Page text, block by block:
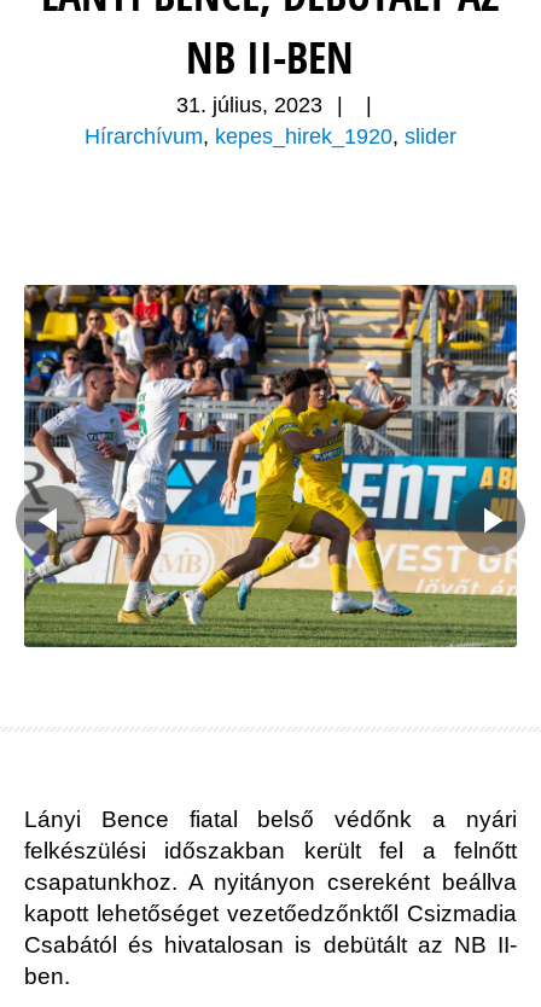
NB II-BEN
31. július, 2023
Hírarchívum, kepes_hirek_1920, slider
Lányi Bence fiatal belső védőnk a nyári
felkészülési időszakban került fel a felnőtt
csapatunkhoz. A nyitányon csereként beállva
kapott lehetőséget vezetőedzőnktől Csizmadia
Csabától és hivatalosan is debütált az NB II-
ben.